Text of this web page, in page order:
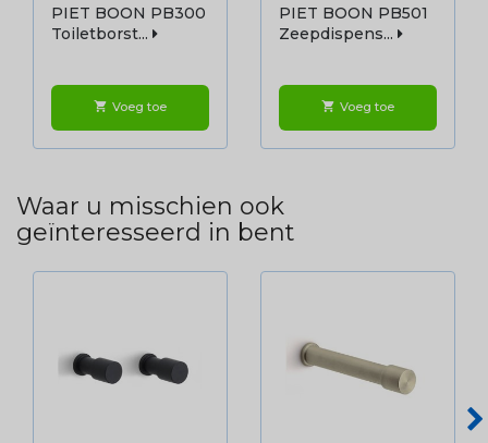
PIET BOON PB300
Toiletborst...
shopping_cart Voeg toe
PIET BOON PB501
Zeepdispens...
shopping_cart Voeg toe
Waar u misschien ook
geïnteresseerd in bent